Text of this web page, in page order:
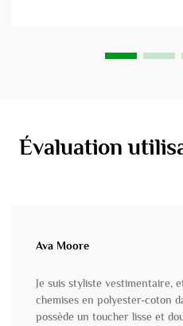
Évaluation
Ava Moore
Je suis styliste vestimentaire,
chemises en polyester-coton
possède un toucher lisse et